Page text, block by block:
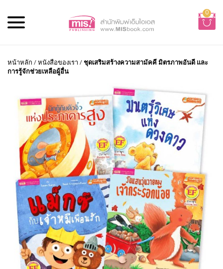
0
หน้าหลัก /หนังสือของเรา / ชุดเสริมสร้างความสามัคคี มิตรภาพอันดี และ
การรู้จักช่วยเหลือผู้อื่น